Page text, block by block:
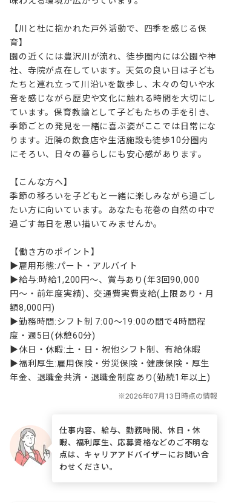
【川と杜に抱かれた戸外活動で、四季を感じる保
育】
園の近くには豊沢川が流れ、徒歩圏内には公園や神
社、寺院が点在しています。天気の良い日は子ども
たちと連れ立って川沿いを散歩し、木々の匂いや水
音を感じながら歴史や文化に触れる時間を大切にし
ています。保育教諭として子どもたちの手を引き、
季節ごとの発見を一緒に喜ぶ姿がここでは日常にな
ります。近隣の飲食店や生活施設も徒歩10分圏内
にそろい、日々の暮らしにも安心感があります。
【こんな方へ】
季節の移ろいを子どもと一緒に楽しみながら過ごし
たい方に向いています。あなたも花巻の自然の中で
過ごす毎日を思い描いてみませんか。
【働き方のポイント】
▶雇用形態:パート・アルバイト
▶給与:時給1,200円〜、賞与あり(年3回90,000
円〜・前年度実績)、交通費実費支給(上限あり・月
額8,000円)
▶勤務時間:シフト制 7:00〜19:00の間で4時間程
度・週5日(休憩60分)
▶休日・休暇:土・日・祝他シフト制、有給休暇
▶福利厚生:雇用保険・労災保険・健康保険・厚生
年金、退職金共済・退職金制度あり(勤続1年以上)
仕事内容、給与、勤務時間、休日・休
暇、福利厚生、応募資格などのご不明な
点は、キャリアアドバイザーにお問い合
わせください。